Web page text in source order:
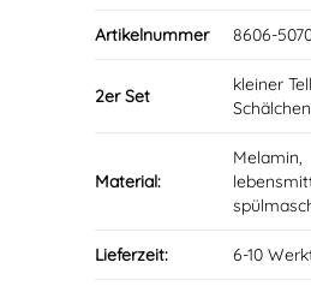
Artikelnummer 8606-
2er Set
kleiner
Material:
Melamin,
Lieferzeit: 6-10